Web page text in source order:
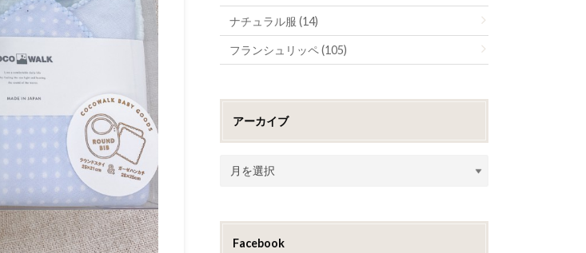
ナチュラル服 (14)
フランシュリッペ (105)
アーカイブ
Facebook